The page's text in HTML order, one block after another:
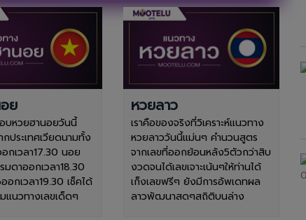
ย
บหวยฮานอยวันนี้
กประเทศเวียดนามทั้ง
กเวลา17.30 นอย
ดาออกเวลา18.30
อกเวลา19.30 เช็คได้
นวทางเลขเด็ดๆ
หวยลาว
เราคือของจริงที่วิเคราะห์แนวทาง
หวยลาววันนี้แม่นๆ คำนวนสูตร
จากเลขที่ออกย้อนหลัง5ตัวกว่าสิบ
งวดจนได้เลขเจาะเน้นๆให้ท่านได้
เก็งเลขฟรีๆ ยังมีการอัพเดทผล
ลาวพัฒนาสดๆสถิติบนล่าง